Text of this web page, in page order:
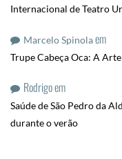
Internacional de Teatro
Marcelo Spinolaem
Trupe Cabeça Oca: A
Rodrigoem
Saúde de São Pedro da
durante o verão